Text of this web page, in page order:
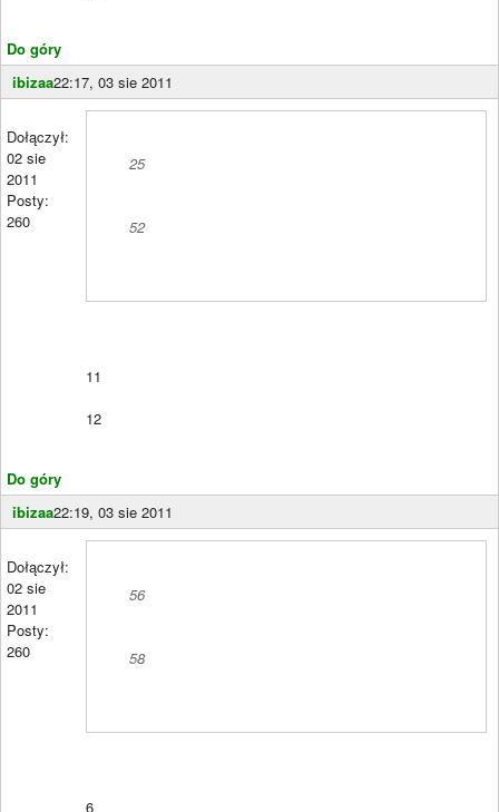
Do góry
ibizaa22:17, 03 sie 2011
Dołączył:
02 sie
2011
Posty:
260
Do góry
25
52
11
12
ibizaa22:19, 03 sie 2011
Dołączył:
02 sie
2011
Posty:
260
56
58
6